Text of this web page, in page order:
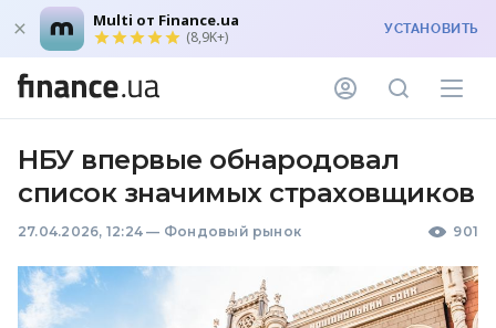
Multi от Finance.ua
(8,9K+) УСТАНОВИТЬ
НБУ впервые обнародовал
список значимых страховщиков
27.04.2026, 12:24 — Фондовый рынок 901